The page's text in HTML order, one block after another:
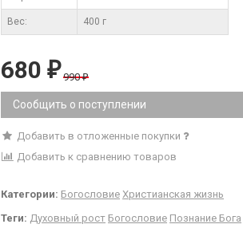
Вес: 400 г
680 ₽ 990₽
Сообщить о поступлении
Добавить в отложенные покупки
Добавить к сравнению товаров
Категории: Богословие Христианская жизнь
Теги: Духовный рост Богословие Познание Бога